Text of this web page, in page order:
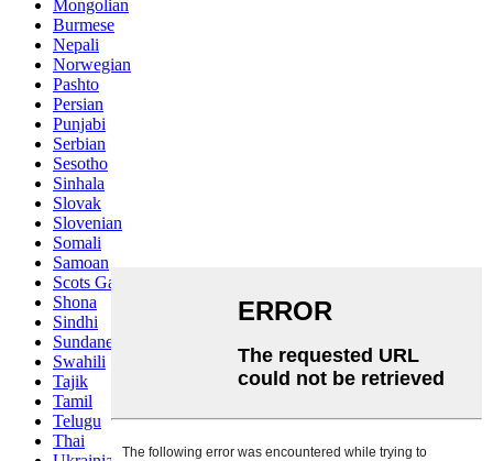
Mongolian
Burmese
Nepali
Norwegian
Pashto
Persian
Punjabi
Serbian
Sesotho
Sinhala
Slovak
Slovenian
Somali
Samoan
Scots Gaelic
Shona
Sindhi
Sundanese
Swahili
Tajik
Tamil
Telugu
Thai